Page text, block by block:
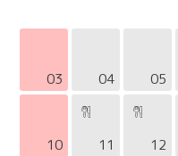
03 04 05
10 11 12